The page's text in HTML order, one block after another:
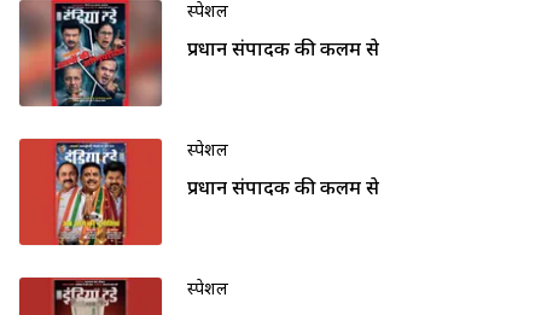
स्पेशल
प्रधान संपादक की कलम से
स्पेशल
प्रधान संपादक की कलम से
स्पेशल